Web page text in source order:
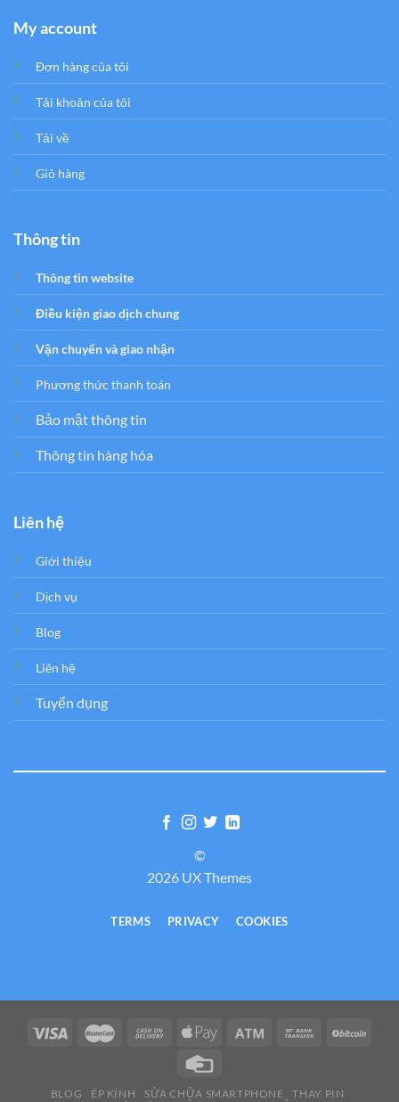
My account
Đơn hàng của tôi
Tải khoản của tôi
Tải về
Giỏ hàng
Thông tin
Thông tin website
Điều kiện giao dịch chung
Vận chuyển và giao nhận
Phương thức thanh toán
Bảo mật thông tin
Thông tin hàng hóa
Liên hệ
Giới thiệu
Dịch vụ
Blog
Liên hệ
Tuyển dụng
©
2026 UX Themes
TERMS PRIVACY COOKIES
BLOG ÉP KÍNH SỬA CHỮA SMARTPHONE
THAY PIN